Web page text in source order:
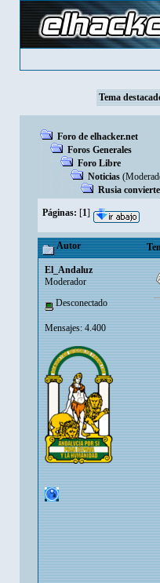
Tema
Foro de elhacker.net
Foros Generales
Foro Libre
Noticias
Rusia
Páginas: [1]
Autor
El_Andaluz
Moderador
Desconectado
Mensajes: 4.400